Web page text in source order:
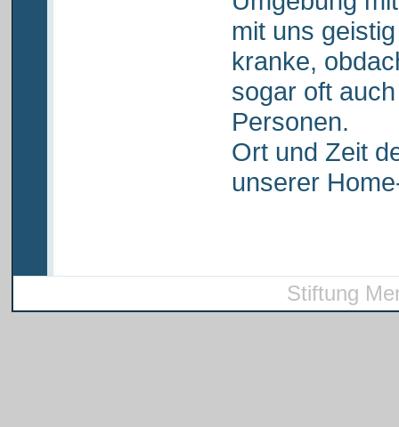
mit uns
kranke,
sogar oft
Personen.
Ort und Zeit
unserer
Stiftung